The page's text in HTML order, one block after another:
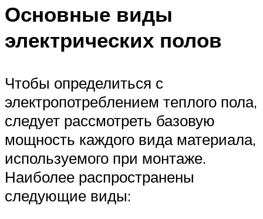
Основные виды
электрических полов
Чтобы определиться с
электропотреблением теплого пола,
следует рассмотреть базовую
мощность каждого вида материала,
используемого при монтаже.
Наиболее распространены
следующие виды: